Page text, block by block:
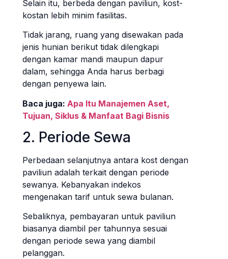
Selain itu, berbeda dengan paviliun, kost-
kostan lebih minim fasilitas.
Tidak jarang, ruang yang disewakan pada
jenis hunian berikut tidak dilengkapi
dengan kamar mandi maupun dapur
dalam, sehingga Anda harus berbagi
dengan penyewa lain.
Baca juga: Apa Itu Manajemen Aset,
Tujuan, Siklus & Manfaat Bagi Bisnis
2. Periode Sewa
Perbedaan selanjutnya antara kost dengan
paviliun adalah terkait dengan periode
sewanya. Kebanyakan indekos
mengenakan tarif untuk sewa bulanan.
Sebaliknya, pembayaran untuk paviliun
biasanya diambil per tahunnya sesuai
dengan periode sewa yang diambil
pelanggan.